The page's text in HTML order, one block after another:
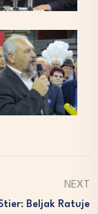
NEXT
Beljak Ratuje